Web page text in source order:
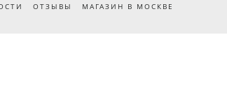
ОТЗЫВЫ МАГАЗИН В МОСКВЕ